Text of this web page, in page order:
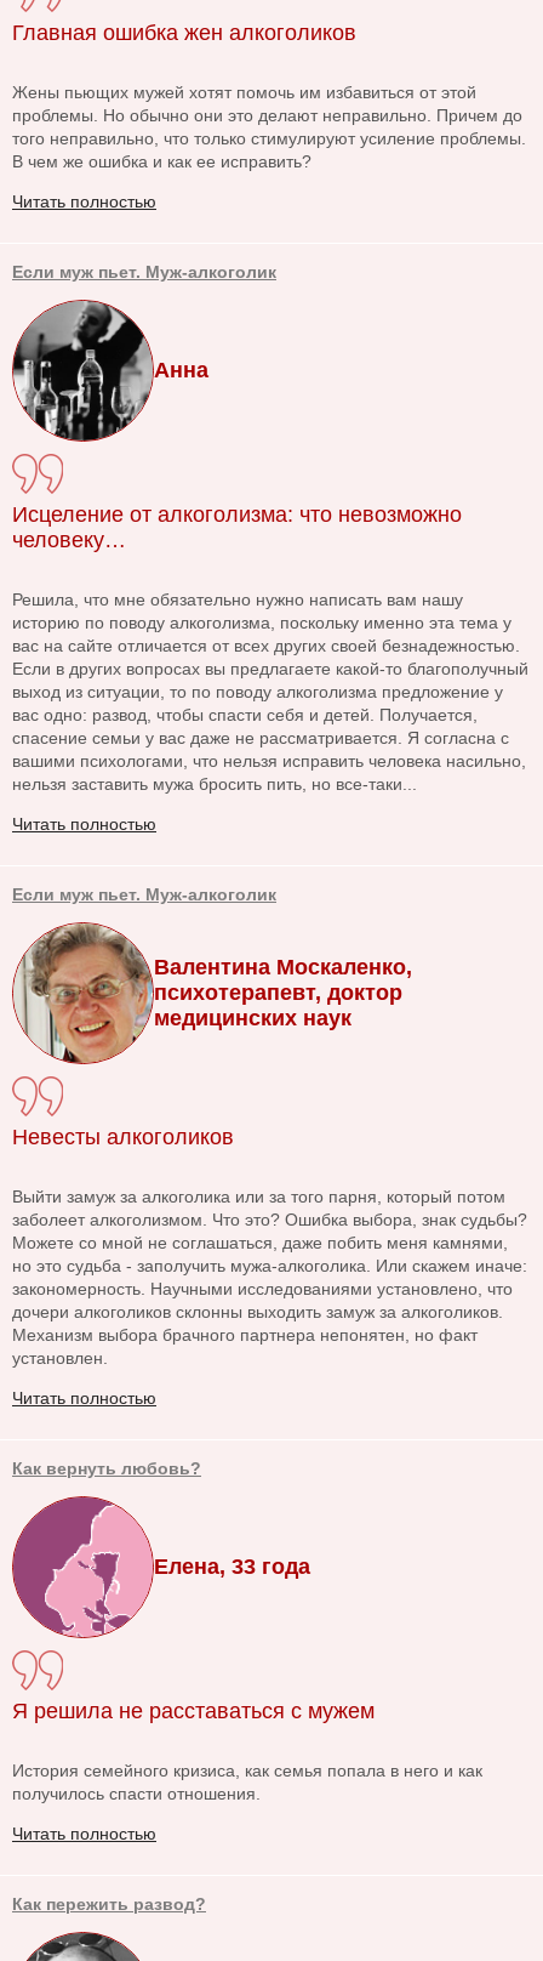
Главная ошибка жен алкоголиков
Жены пьющих мужей хотят помочь им избавиться от этой
проблемы. Но обычно они это делают неправильно. Причем до
того неправильно, что только стимулируют усиление проблемы.
В чем же ошибка и как ее исправить?
Читать полностью
Если муж пьет. Муж-алкоголик
Анна
Исцеление от алкоголизма: что невозможно
человеку…
Решила, что мне обязательно нужно написать вам нашу
историю по поводу алкоголизма, поскольку именно эта тема у
вас на сайте отличается от всех других своей безнадежностью.
Если в других вопросах вы предлагаете какой-то благополучный
выход из ситуации, то по поводу алкоголизма предложение у
вас одно: развод, чтобы спасти себя и детей. Получается,
спасение семьи у вас даже не рассматривается. Я согласна с
вашими психологами, что нельзя исправить человека насильно,
нельзя заставить мужа бросить пить, но все-таки...
Читать полностью
Если муж пьет. Муж-алкоголик
Валентина Москаленко,
психотерапевт, доктор
медицинских наук
Невесты алкоголиков
Выйти замуж за алкоголика или за того парня, который потом
заболеет алкоголизмом. Что это? Ошибка выбора, знак судьбы?
Можете со мной не соглашаться, даже побить меня камнями,
но это судьба - заполучить мужа-алкоголика. Или скажем иначе:
закономерность. Научными исследованиями установлено, что
дочери алкоголиков склонны выходить замуж за алкоголиков.
Механизм выбора брачного партнера непонятен, но факт
установлен.
Читать полностью
Как вернуть любовь?
Елена, 33 года
Я решила не расставаться с мужем
История семейного кризиса, как семья попала в него и как
получилось спасти отношения.
Читать полностью
Как пережить развод?